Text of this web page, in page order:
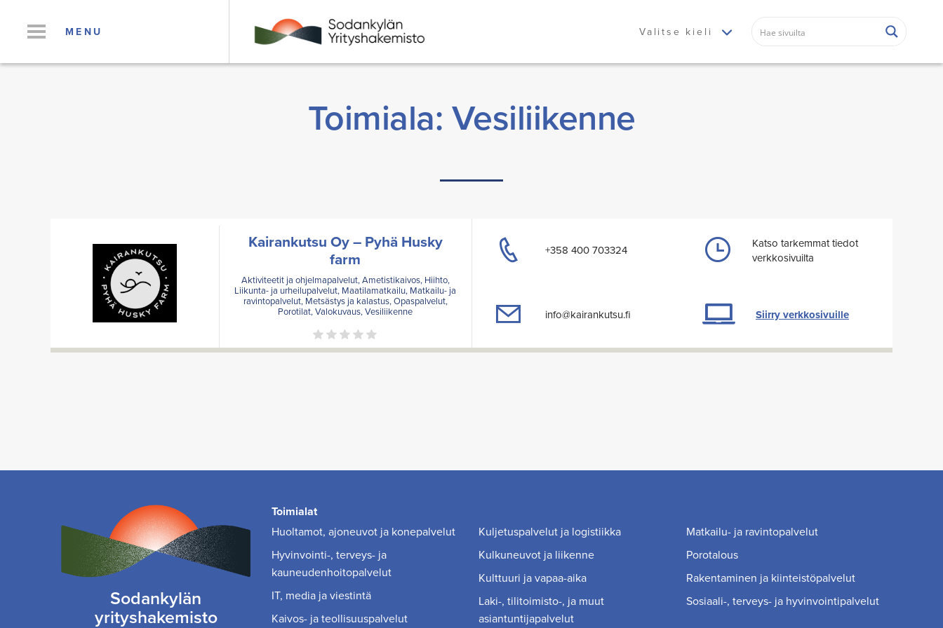
MENU Valitse kieli
Toimiala: Vesiliikenne
Kairankutsu Oy – Pyhä Husky
farm
Aktiviteetit ja ohjelmapalvelut, Ametistikaivos, Hiihto,
Liikunta- ja urheilupalvelut, Maatilamatkailu, Matkailu- ja
ravintopalvelut, Metsästys ja kalastus, Opaspalvelut,
Porotilat, Valokuvaus, Vesiliikenne
+358 400 703324
info@kairankutsu.fi
Katso tarkemmat tiedot
verkkosivuilta
Siirry verkkosivuille
Sodankylän
yrityshakemisto
Toimialat
Huoltamot, ajoneuvot ja konepalvelut
Hyvinvointi-, terveys- ja
kauneudenhoitopalvelut
IT, media ja viestintä
Kaivos- ja teollisuuspalvelut
Kuljetuspalvelut ja logistiikka
Kulkuneuvot ja liikenne
Kulttuuri ja vapaa-aika
Laki-, tilitoimisto-, ja muut
asiantuntijapalvelut
Matkailu- ja ravintopalvelut
Porotalous
Rakentaminen ja kiinteistöpalvelut
Sosiaali-, terveys- ja hyvinvointipalvelut